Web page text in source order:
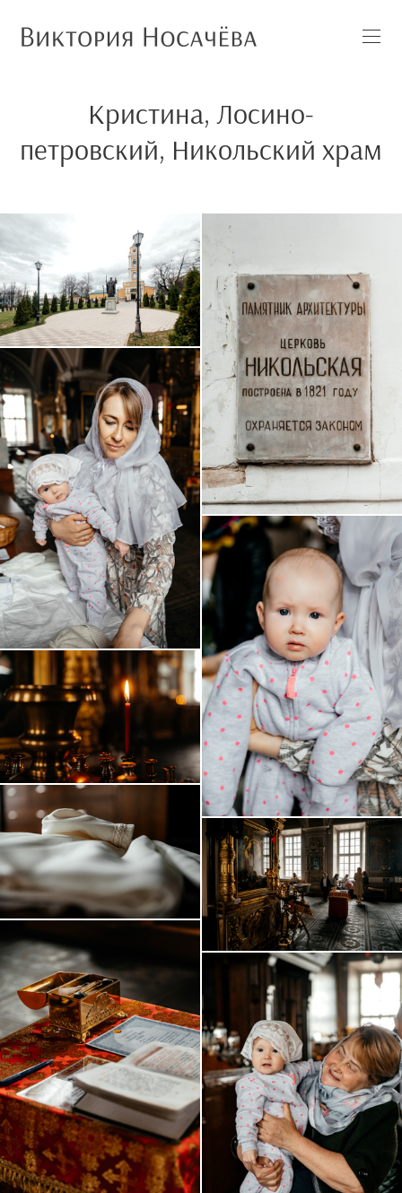
Кристина, Лосино-
петровский, Никольский храм